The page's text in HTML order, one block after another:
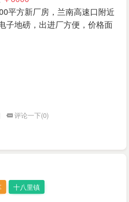
平方新厂房，兰南高速口附近
子地磅，出进厂方便，价格面
评论一下(0)
十八里镇